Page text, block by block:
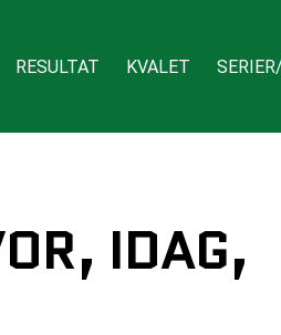
RESULTAT KVALET
IDAG,